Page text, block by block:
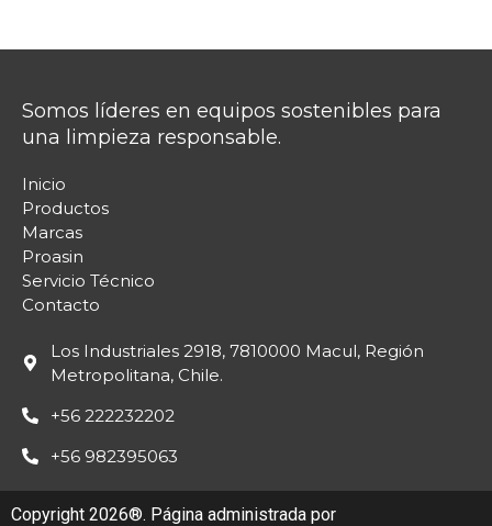
Somos líderes en equipos sostenibles para
una limpieza responsable.
Inicio
Productos
Marcas
Proasin
Servicio Técnico
Contacto
Los Industriales 2918, 7810000 Macul, Región
Metropolitana, Chile.
+56 222232202
+56 982395063
Copyright 2026®. Página administrada por